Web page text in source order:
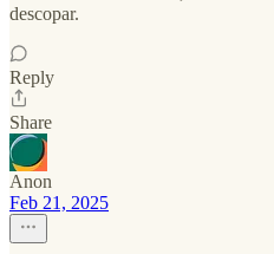
descopar.
Reply
Share
Anon
Feb 21, 2025